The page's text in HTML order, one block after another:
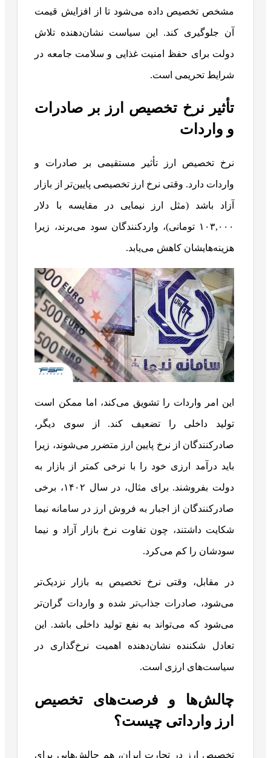
مشخص تخصیص داده می‌شود تا از افزایش قیمت
آن جلوگیری کند. این سیاست نشان‌دهنده تلاش
دولت برای حفظ امنیت غذایی و سلامت جامعه در
شرایط تحریمی است.
تأثیر نرخ تخصیص ارز بر صادرات
و واردات
نرخ تخصیص ارز تأثیر مستقیمی بر صادرات و
واردات دارد. وقتی نرخ ارز تخصیصی پایین‌تر از بازار
آزاد باشد (مثل ارز نیمایی در مقایسه با دلار
۱۰۳,۰۰۰ تومانی)، واردکنندگان سود می‌برند، زیرا
هزینه‌هایشان کاهش می‌یابد.
این امر واردات را تشویق می‌کند، اما ممکن است
تولید داخلی را تضعیف کند. از سوی دیگر،
صادرکنندگان از نرخ پایین ارز متضرر می‌شوند، زیرا
باید درآمد ارزی خود را با نرخی کمتر از بازار به
دولت بفروشند. برای مثال، در سال ۱۴۰۲، برخی
صادرکنندگان از اجبار به فروش ارز در سامانه نیما
شکایت داشتند، چون تفاوت نرخ بازار آزاد و نیما
سودشان را کم می‌کرد.
در مقابل، وقتی نرخ تخصیص به بازار نزدیک‌تر
می‌شود، صادرات جذاب‌تر شده و واردات گران‌تر
می‌شود که می‌تواند به نفع تولید داخلی باشد. این
تعادل شکننده نشان‌دهنده اهمیت نرخ‌گذاری در
سیاست‌های ارزی است.
چالش‌ها و فرصت‌های تخصیص
ارز وارداتی چیست؟
تخصیص ارز در تجارت ایران، هم چالش‌هایی برای